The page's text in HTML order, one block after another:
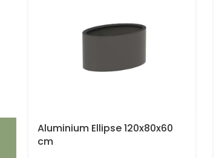
Aluminium Ellipse 120x80x60
cm